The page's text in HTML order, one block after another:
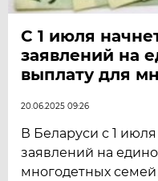
С 1 июля
заявлений на
выплату для
20.06.2025 09:26
В Беларуси с 1
заявлений на
многодетных семей